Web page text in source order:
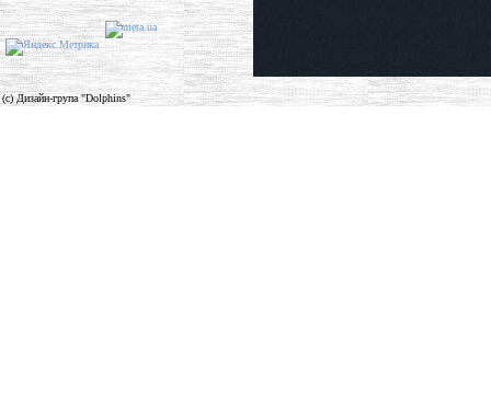
(c) Дизайн-група "Dolphins"